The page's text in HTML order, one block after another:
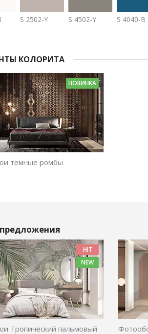
S 2502-Y S 4502-Y S 4040-B
КОЛОРИТА
НОВИНКА
темные ромбы
HIT
NEW
Тропический пальмовый